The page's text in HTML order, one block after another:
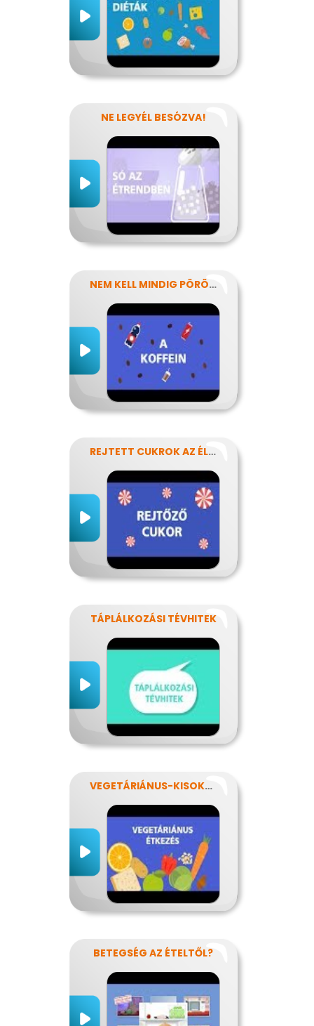
NE LEGYÉL BESÓZVA!
NEM KELL MINDIG PÖRÖGNI
REJTETT CUKROK AZ ÉLELMISZEREINKBEN
TÁPLÁLKOZÁSI TÉVHITEK
VEGETÁRIÁNUS-KISOKOS
BETEGSÉG AZ ÉTELTŐL?